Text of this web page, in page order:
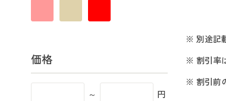
※ 別途記
※ 割引率
※ 割引前
価格
～ 円